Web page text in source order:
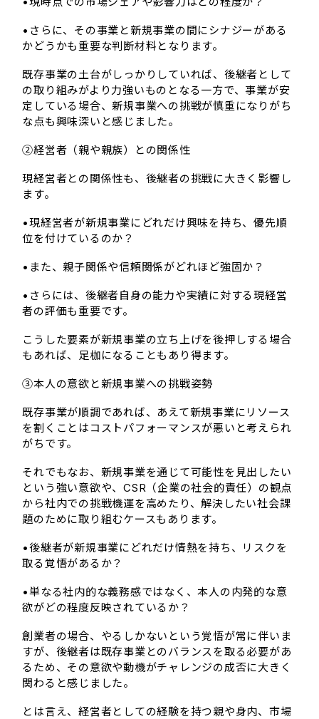
•さらに、その事業と新規事業の間にシナジーがある
かどうかも重要な判断材料となります。
既存事業の土台がしっかりしていれば、後継者として
の取り組みがより力強いものとなる一方で、事業が安
定している場合、新規事業への挑戦が慎重になりがち
な点も興味深いと感じました。
②経営者（親や親族）との関係性
現経営者との関係性も、後継者の挑戦に大きく影響し
ます。
•現経営者が新規事業にどれだけ興味を持ち、優先順
位を付けているのか？
•また、親子関係や信頼関係がどれほど強固か？
•さらには、後継者自身の能力や実績に対する現経営
者の評価も重要です。
こうした要素が新規事業の立ち上げを後押しする場合
もあれば、足枷になることもあり得ます。
③本人の意欲と新規事業への挑戦姿勢
既存事業が順調であれば、あえて新規事業にリソース
を割くことはコストパフォーマンスが悪いと考えられ
がちです。
それでもなお、新規事業を通じて可能性を見出したい
という強い意欲や、CSR（企業の社会的責任）の観点
から社内での挑戦機運を高めたり、解決したい社会課
題のために取り組むケースもあります。
•後継者が新規事業にどれだけ情熱を持ち、リスクを
取る覚悟があるか？
•単なる社内的な義務感ではなく、本人の内発的な意
欲がどの程度反映されているか？
創業者の場合、やるしかないという覚悟が常に伴いま
すが、後継者は既存事業とのバランスを取る必要があ
るため、その意欲や動機がチャレンジの成否に大きく
関わると感じました。
とは言え、経営者としての経験を持つ親や身内、市場